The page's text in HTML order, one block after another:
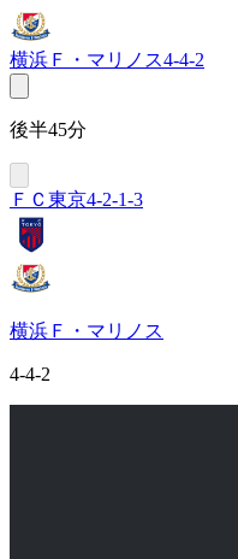
横浜Ｆ・マリノス4-4-2
後半45分
ＦＣ東京4-2-1-3
横浜Ｆ・マリノス
4-4-2